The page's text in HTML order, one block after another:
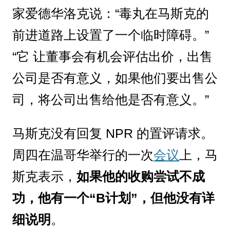
家爱德华洛克说：“毒丸在马斯克的
前进道路上设置了一个临时障碍。”
“它 让董事会有机会评估出价，出售
公司是否有意义，如果他们要出售公
司，将公司出售给他是否有意义。”
马斯克没有回复 NPR 的置评请求。
周四在温哥华举行的一次会议 上，马
斯克表示， 如果他的收购尝试不成
功，他有一个“B计划”，但他没有详
细说明 。